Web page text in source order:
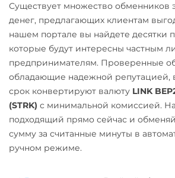
POL
Ravencoin (RVN)
Ripple (XRP)
Shib
Solana (SOL)
StableUSD (USDS)
Росбанк RUB
Россельхоз банк RUB
Русский Стандарт RUB
Сбербанк
СБП RUB
Тинькофф
RUB
ERC20
RUB
Существует множество обменников
денег, предлагающих клиентам
нашем портале вы найдете десятки
которые будут интересны частным
предпринимателям. Проверенные
обладающие надежной репутацией,
срок конвертируют валюту LINK
(STRK) с минимальной комиссией.
подходящий прямо сейчас и
сумму за считанные минуты в
ручном режиме.